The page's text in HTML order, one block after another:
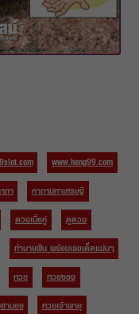
www.heng99.com
ถา
คาถามหาเศรษฐี
ดวงเนื้อคู่
ดูดวง
ทำนายฝัน พร้อมเลขเด็ดแม่นๆ
หวย
หวยซอง
านอย
หวยเจ้าพายุ